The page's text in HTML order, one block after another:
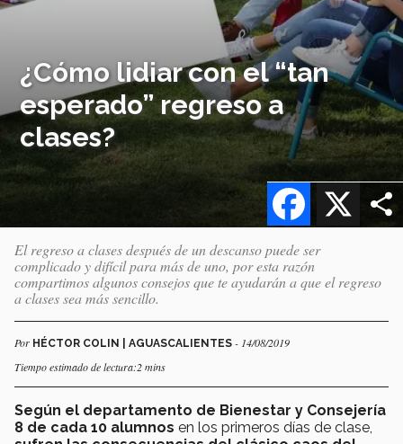
¿Cómo lidiar con el “tan
esperado” regreso a
clases?
X
Facebook
El regreso a clases después de un descanso puede ser
complicado y difícil para más de uno, por esta razón
compartimos algunos consejos que te ayudarán a que el regreso
a clases sea más sencillo.
Por HÉCTOR COLIN | AGUASCALIENTES - 14/08/2019
Tiempo estimado de lectura:2 mins
Según el departamento de Bienestar y Consejería
8 de cada 10 alumnos en los primeros días de clase,